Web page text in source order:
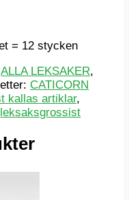
= 12 stycken
ALLA LEKSAKER,
CATICORN
kallas artiklar,
leksaksgrossist